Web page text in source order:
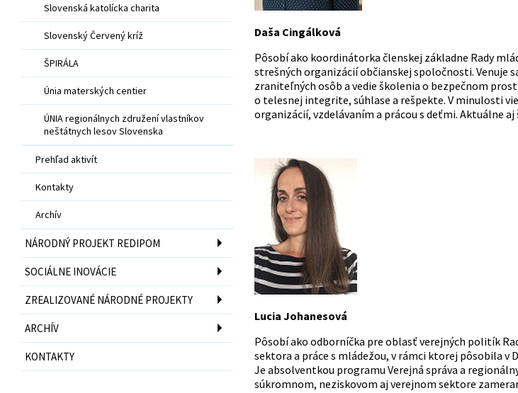
Slovenská katolícka charita
Slovenský Červený kríž
ŠPIRÁLA
Únia materských centier
ÚNIA regionálnych združení vlastníkov
neštátnych lesov Slovenska
Prehľad aktivít
Kontakty
Archív
NÁRODNÝ PROJEKT REDIPOM
SOCIÁLNE INOVÁCIE
ZREALIZOVANÉ NÁRODNÉ PROJEKTY
ARCHÍV
KONTAKTY
Daša Cingálková
Pôsobí ako koordinátorka členskej základne Rady
strešných organizácií občianskej spoločnosti. Venuje
zraniteľných osôb a vedie školenia o bezpečnom
o telesnej integrite, súhlase a rešpekte. V minulosti
organizácií, vzdelávaním a prácou s deťmi. Aktuálne
Lucia Johanesová
Pôsobí ako odborníčka pre oblasť verejných politík
sektora a práce s mládežou, v rámci ktorej pôsobila
Je absolventkou programu Verejná správa a
súkromnom, neziskovom aj verejnom sektore